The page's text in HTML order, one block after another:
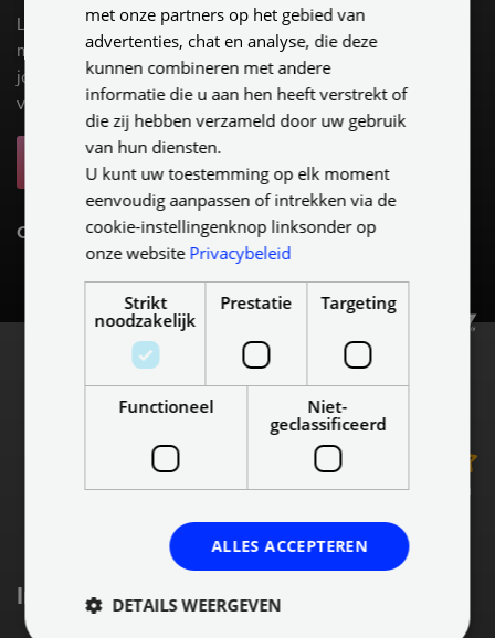
Laat je inspireren door alle
mogelijkheden die Plameco
jou te bieden heeft op gebied
van spanplafonds.
Of maak een afspraak
9.1 van 3538 beoordelingen
Inspiratie & informatie
met onze partners op het gebied van
advertenties, chat en analyse, die deze
kunnen combineren met andere
informatie die u aan hen heeft verstrekt of
die zij hebben verzameld door uw gebruik
van hun diensten.
U kunt uw toestemming op elk moment
eenvoudig aanpassen of intrekken via de
cookie-instellingenknop linksonder op
onze website Privacybeleid
Strikt
noodzakelijk
Prestatie Targeting
Functioneel
Niet-
geclassificeerd
ALLES ACCEPTEREN
DETAILS WEERGEVEN